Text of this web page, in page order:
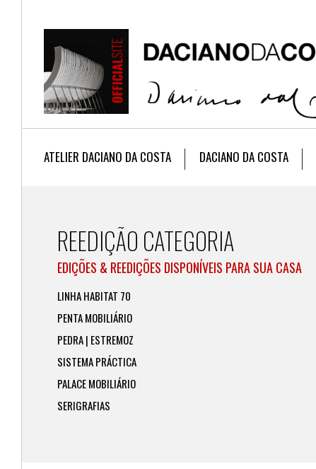
ATELIER DACIANO DA COSTA DACIANO DA COSTA
REEDIÇÃO CATEGORIA
EDIÇÕES & REEDIÇÕES DISPONÍVEIS PARA SUA CASA
LINHA HABITAT 70
PENTA MOBILIÁRIO
PEDRA | ESTREMOZ
SISTEMA PRÁCTICA
PALACE MOBILIÁRIO
SERIGRAFIAS